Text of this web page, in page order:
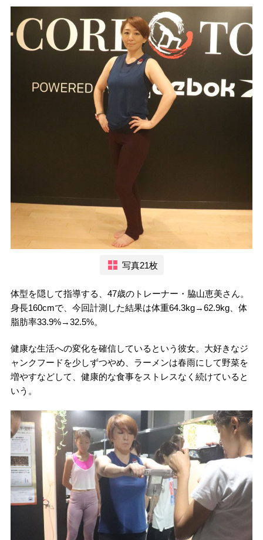
写真21枚
体型を隠して指導する、47歳のトレーナー・脇山恵美さん。
身長160cmで、今回計測した結果は体重64.3kg→62.9kg、体
脂肪率33.9%→32.5%。
健康な生活への変化を確信しているという彼女。大好きなジ
ャンクフードを少しずつやめ、ラーメンは春雨にして野菜を
増やすなどして、健康的な食事をストレスなく続けていると
いう。